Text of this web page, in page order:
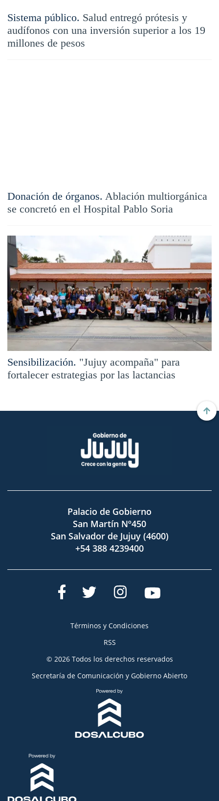
Sistema público. Salud entregó prótesis y
audífonos con una inversión superior a los 19
millones de pesos
Donación de órganos. Ablación multiorgánica
se concretó en el Hospital Pablo Soria
Sensibilización. "Jujuy acompaña" para
fortalecer estrategias por las lactancias
Palacio de Gobierno
San Martín Nº450
San Salvador de Jujuy (4600)
+54 388 4239400
Términos y Condiciones
RSS
© 2026 Todos los derechos reservados
Secretaría de Comunicación y Gobierno Abierto